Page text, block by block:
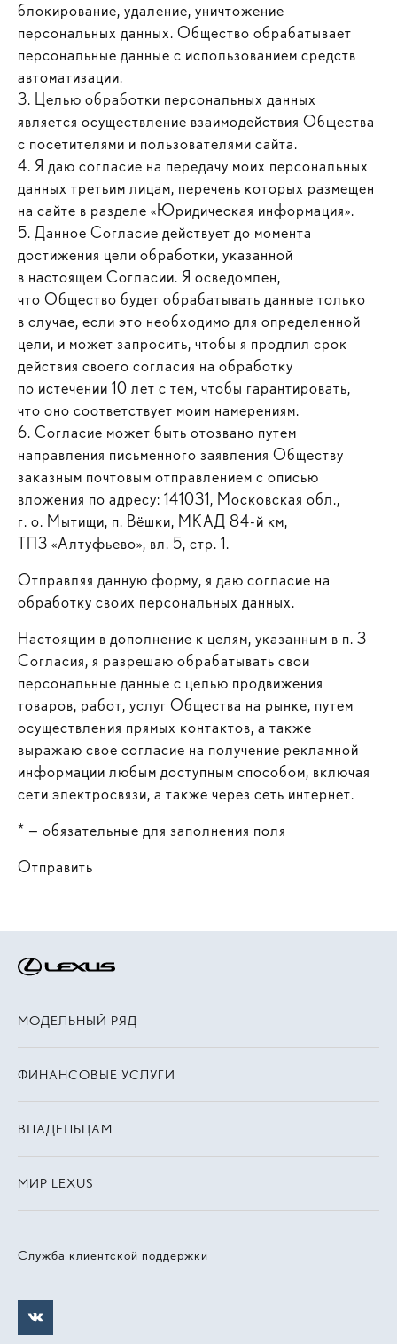
блокирование, удаление, уничтожение
персональных данных. Общество обрабатывает
персональные данные с использованием средств
автоматизации.
3. Целью обработки персональных данных
является осуществление взаимодействия Общества
с посетителями и пользователями сайта.
4. Я даю согласие на передачу моих персональных
данных третьим лицам, перечень которых размещен
на сайте в разделе «Юридическая информация».
5. Данное Согласие действует до момента
достижения цели обработки, указанной
в настоящем Согласии. Я осведомлен,
что Общество будет обрабатывать данные только
в случае, если это необходимо для определенной
цели, и может запросить, чтобы я продлил срок
действия своего согласия на обработку
по истечении 10 лет с тем, чтобы гарантировать,
что оно соответствует моим намерениям.
6. Согласие может быть отозвано путем
направления письменного заявления Обществу
заказным почтовым отправлением с описью
вложения по адресу: 141031, Московская обл.,
г. о. Мытищи, п. Вёшки, МКАД 84-й км,
ТПЗ «Алтуфьево», вл. 5, стр. 1.
Отправляя данную форму, я даю согласие на
обработку своих персональных данных.
Настоящим в дополнение к целям, указанным в п. 3
Согласия, я разрешаю обрабатывать свои
персональные данные с целью продвижения
товаров, работ, услуг Общества на рынке, путем
осуществления прямых контактов, а также
выражаю свое согласие на получение рекламной
информации любым доступным способом, включая
сети электросвязи, а также через сеть интернет.
* — обязательные для заполнения поля
Отправить
Служба клиентской поддержки
МОДЕЛЬНЫЙ РЯД
ФИНАНСОВЫЕ УСЛУГИ
ВЛАДЕЛЬЦАМ
МИР LEXUS